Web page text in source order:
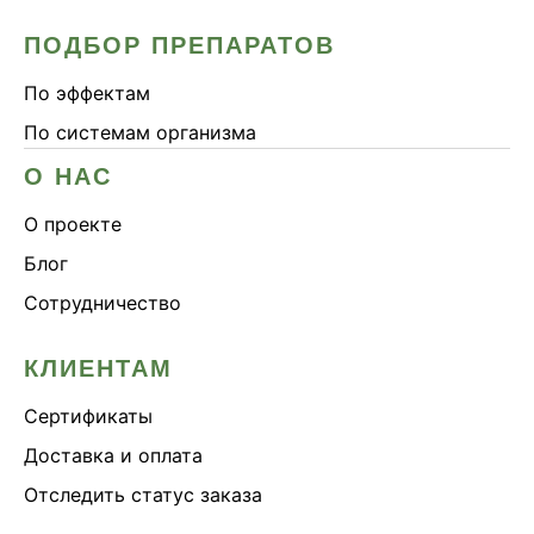
ПОДБОР ПРЕПАРАТОВ
По эффектам
По системам организма
О НАС
О проекте
Блог
Сотрудничество
КЛИЕНТАМ
Сертификаты
Доставка и оплата
Отследить статус заказа